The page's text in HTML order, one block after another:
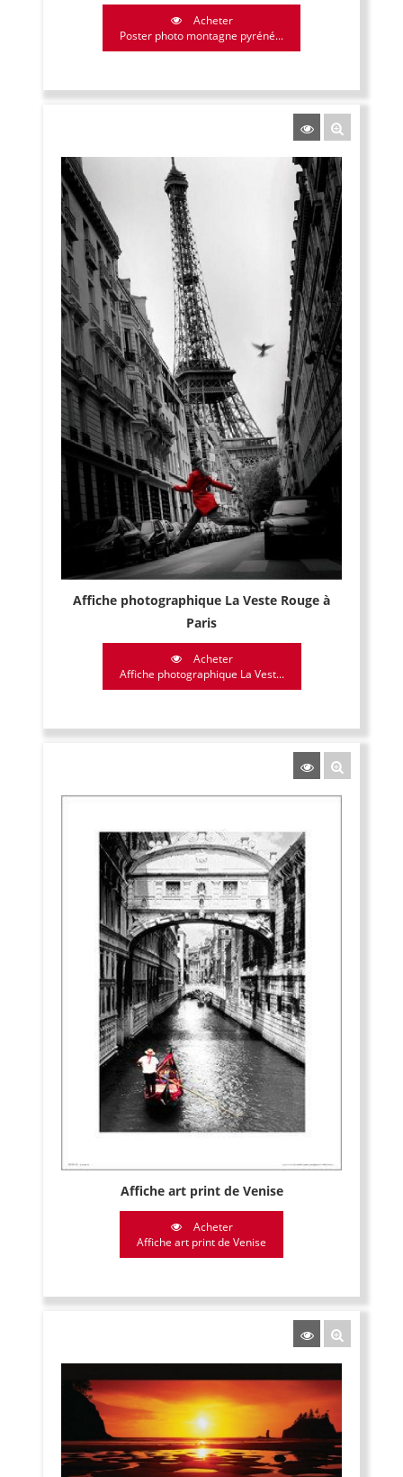
Acheter
Poster photo montagne pyréné...
Affiche photographique La Veste Rouge à
Paris
Acheter
Affiche photographique La Vest...
Affiche art print de Venise
Acheter
Affiche art print de Venise